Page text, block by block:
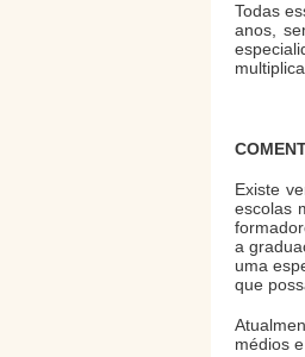
Todas
anos,
Existe
escolas
a
uma
que
médios